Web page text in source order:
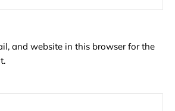
and website in this browser for the